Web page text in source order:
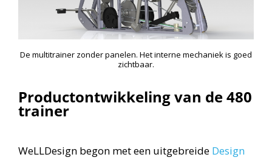
De multitrainer zonder panelen. Het interne mechaniek is goed
zichtbaar.
Productontwikkeling van de 480
trainer
WeLLDesign begon met een uitgebreide Design